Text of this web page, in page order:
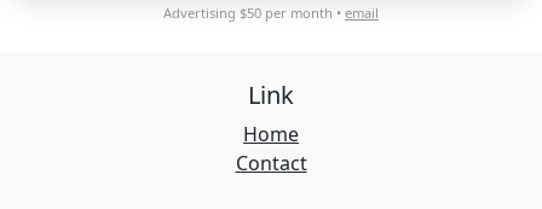
Advertising $50 per month • email
Link
Home
Contact